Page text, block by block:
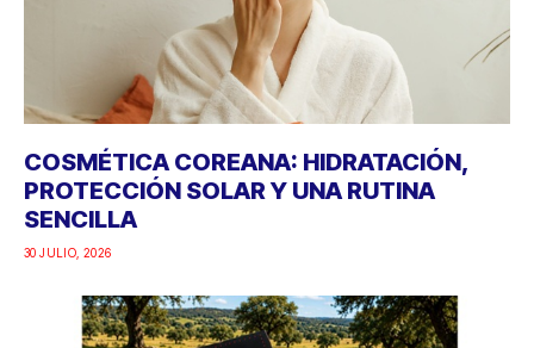
COSMÉTICA COREANA: HIDRATACIÓN,
PROTECCIÓN SOLAR Y UNA RUTINA
SENCILLA
30 JULIO, 2026